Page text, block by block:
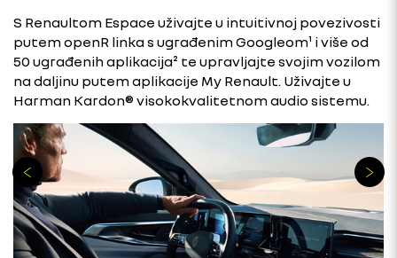
S Renaultom Espace uživajte u intuitivnoj povezivosti
putem openR linka s ugrađenim Googleom¹ i više od
50 ugrađenih aplikacija² te upravljajte svojim vozilom
na daljinu putem aplikacije My Renault. Uživajte u
Harman Kardon® visokokvalitetnom audio sistemu.